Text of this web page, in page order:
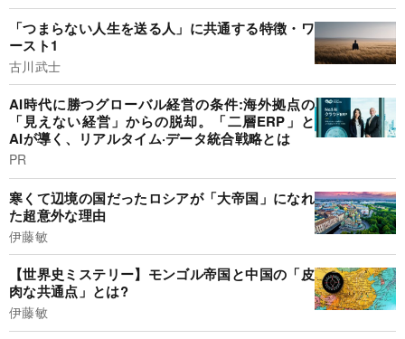
「つまらない人生を送る人」に共通する特徴・ワ
ースト1
古川武士
AI時代に勝つグローバル経営の条件:海外拠点の
「見えない経営」からの脱却。「二層ERP」と
AIが導く、リアルタイム·データ統合戦略とは
PR
寒くて辺境の国だったロシアが「大帝国」になれ
た超意外な理由
伊藤敏
【世界史ミステリー】モンゴル帝国と中国の「皮
肉な共通点」とは?
伊藤敏